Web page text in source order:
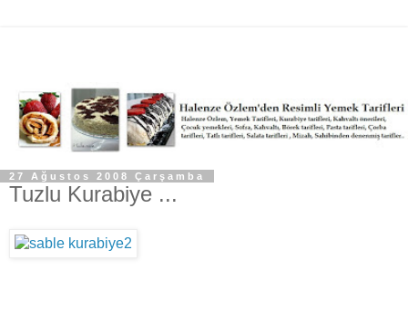
27 Ağustos 2008 Çarşamba
Tuzlu Kurabiye ...